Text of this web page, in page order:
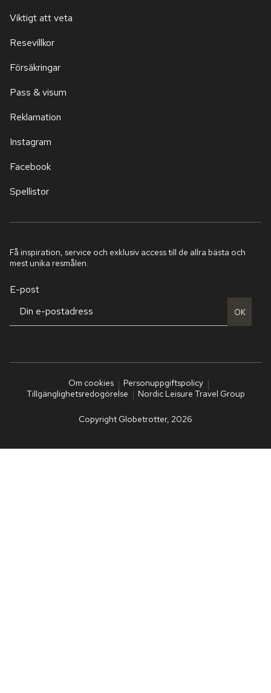
Viktigt att veta
Resevillkor
Försäkringar
Pass & visum
Reklamation
Instagram
Facebook
Spellistor
Få inspiration, service och exklusiv access till de allra bästa och
mest unika resmålen.
E-post
OK
Om cookies
Personuppgiftspolicy
Tillgänglighetsredogörelse
Nordic Leisure Travel Group
Copyright Globetrotter, 2026